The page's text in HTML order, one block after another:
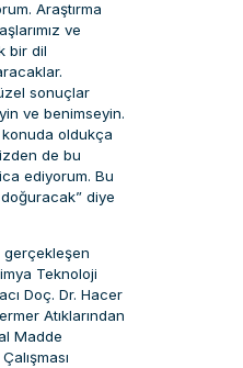
Araştırma
ve
bir dil
sonuçlar
ve benimseyin.
oldukça
de bu
ediyorum. Bu
diye
gerçekleşen
Teknoloji
Doç. Dr. Hacer
Atıklarından
Madde